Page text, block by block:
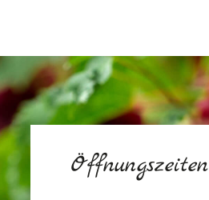
Öffnungszeiten